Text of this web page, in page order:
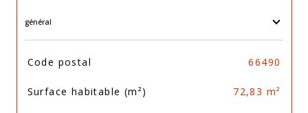
général
TRAD_SIROCCO_Caracteristique
Code postal 66490
Surface habitable (m²) 72,83 m²